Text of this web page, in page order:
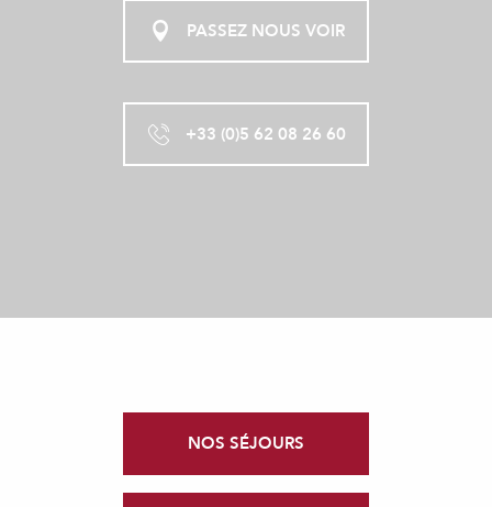
PASSEZ NOUS VOIR
+33 (0)5 62 08 26 60
NOS SÉJOURS